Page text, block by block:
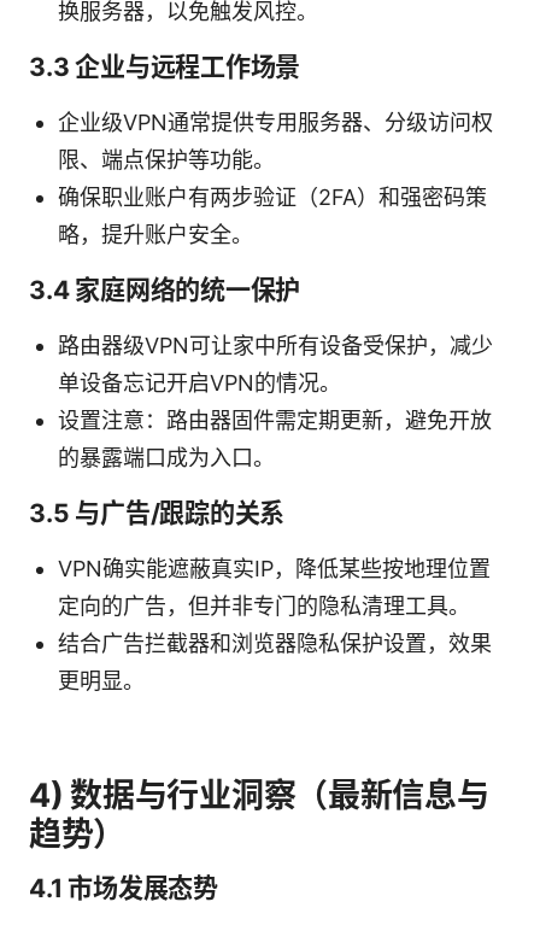
换服务器，以免触发风控。
3.3 企业与远程工作场景
企业级VPN通常提供专用服务器、分级访问权
限、端点保护等功能。
确保职业账户有两步验证（2FA）和强密码策
略，提升账户安全。
3.4 家庭网络的统一保护
路由器级VPN可让家中所有设备受保护，减少
单设备忘记开启VPN的情况。
设置注意：路由器固件需定期更新，避免开放
的暴露端口成为入口。
3.5 与广告/跟踪的关系
VPN确实能遮蔽真实IP，降低某些按地理位置
定向的广告，但并非专门的隐私清理工具。
结合广告拦截器和浏览器隐私保护设置，效果
更明显。
4) 数据与行业洞察（最新信息与
趋势）
4.1 市场发展态势